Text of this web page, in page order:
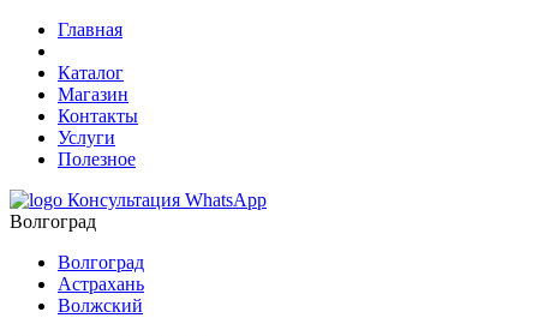
Главная
Каталог
Магазин
Контакты
Услуги
Полезное
Консультация WhatsApp
Волгоград
Волгоград
Астрахань
Волжский